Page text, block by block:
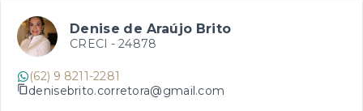
Denise de Araújo Brito
CRECI - 24878
(62) 9 8211-2281
denisebrito.corretora@gmail.com